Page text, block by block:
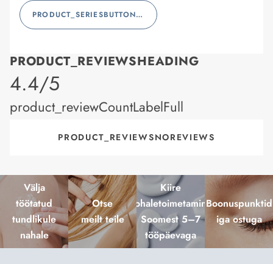
PRODUCT_SERIESBUTTONLABEL
PRODUCT_REVIEWSHEADING
product_rating
4.4/5
product_reviewCountLabelFull
PRODUCT_REVIEWSNOREVIEWS
Välja
töötatud
tundlikule
nahale
Otse
meilt teile
Kiire
kohaletoimetamine
Soomest 5–7
tööpäevaga
Boonuspunktid
iga ostuga